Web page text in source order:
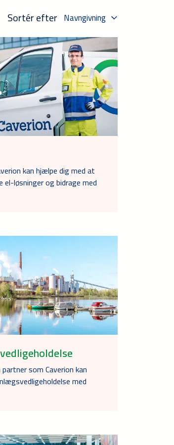
Sortér efter Navngivning
kan hjælpe dig med at
løsninger og bidrage med
som Caverion kan
med